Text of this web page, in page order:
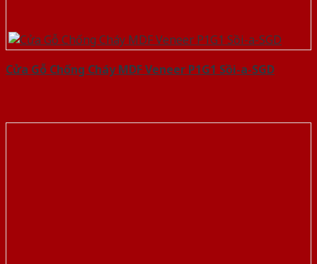
Cửa Gỗ Chống Cháy MDF Veneer P1G1 Sồi-a-SGD